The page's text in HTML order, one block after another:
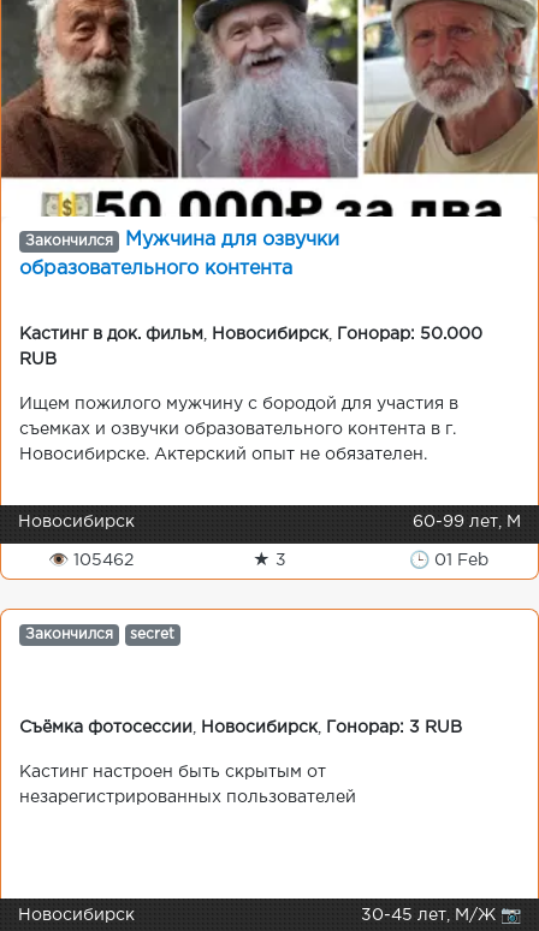
Закончился
Мужчина для озвучки
образовательного контента
Кастинг в док. фильм Новосибирск,
Гонорар: 50.000
RUB
Ищем пожилого мужчину с бородой для участия в
съемках и озвучки образовательного контента в г.
Новосибирске. Актерский опыт не обязателен.
Новосибирск 60-99 лет, М
👁 105462 ★ 3 🕒 01 Feb
Закончился secret
Съёмка фотосессии Новосибирск, Гонорар: 3 RUB
Кастинг настроен быть скрытым от
незарегистрированных пользователей
Новосибирск 30-45 лет, М/Ж 📷